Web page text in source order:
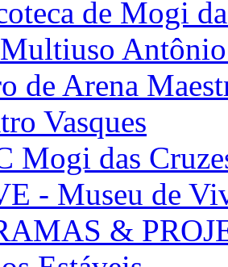
de Mogi
de Arena
Vasques
Mogi das
- Museu de
&